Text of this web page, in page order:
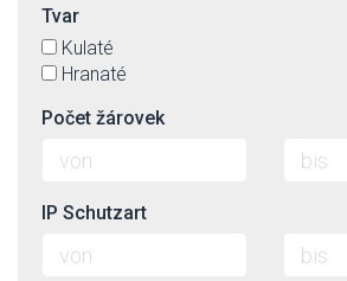
Tvar
Kulaté
Hranaté
Počet žárovek
IP Schutzart